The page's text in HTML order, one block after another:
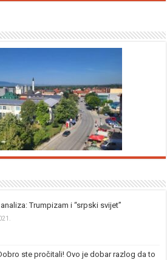
Trumpizam i “srpski svijet”
ste pročitali! Ovo je dobar razlog da to